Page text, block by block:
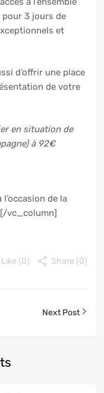
3 jours de
et
d’offrir une place
de votre
en situation de
à 92€
de la
vc_column]
Like (0) Share (0)
Next Post